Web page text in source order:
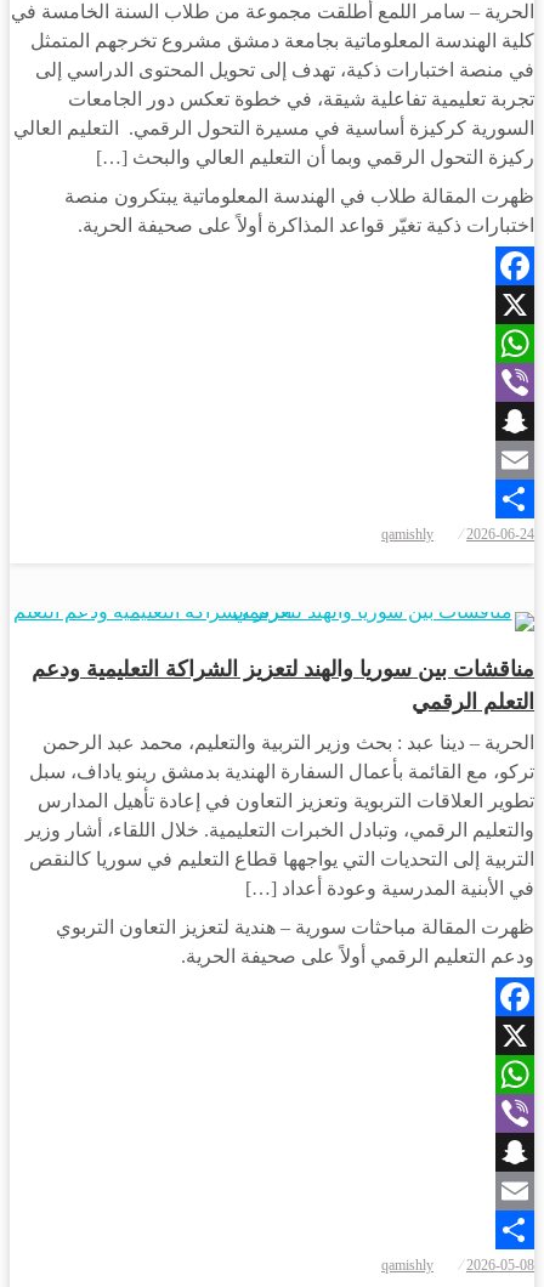
الحرية – سامر اللمع أطلقت مجموعة من طلاب السنة الخامسة في
كلية الهندسة المعلوماتية بجامعة دمشق مشروع تخرجهم المتمثل
في منصة اختبارات ذكية، تهدف إلى تحويل المحتوى الدراسي إلى
تجربة تعليمية تفاعلية شيقة، في خطوة تعكس دور الجامعات
السورية كركيزة أساسية في مسيرة التحول الرقمي. التعليم العالي
ركيزة التحول الرقمي وبما أن التعليم العالي والبحث […]
ظهرت المقالة طلاب في الهندسة المعلوماتية يبتكرون منصة
اختبارات ذكية تغيّر قواعد المذاكرة أولاً على صحيفة الحرية.
Facebook
X
WhatsApp
Viber
Snapchat
Email
Share
نُشر
في
2026-06-24
qamishly
مناقشات بين سوريا والهند لتعزيز الشراكة التعليمية ودعم
التعلم الرقمي
الحرية – دينا عبد : بحث وزير التربية والتعليم، محمد عبد الرحمن
تركو، مع القائمة بأعمال السفارة الهندية بدمشق رينو ياداف، سبل
تطوير العلاقات التربوية وتعزيز التعاون في إعادة تأهيل المدارس
والتعليم الرقمي، وتبادل الخبرات التعليمية. خلال اللقاء، أشار وزير
التربية إلى التحديات التي يواجهها قطاع التعليم في سوريا كالنقص
في الأبنية المدرسية وعودة أعداد […]
ظهرت المقالة مباحثات سورية – هندية لتعزيز التعاون التربوي
ودعم التعليم الرقمي أولاً على صحيفة الحرية.
Facebook
X
WhatsApp
Viber
Snapchat
Email
Share
في
2026-05-08
qamishly